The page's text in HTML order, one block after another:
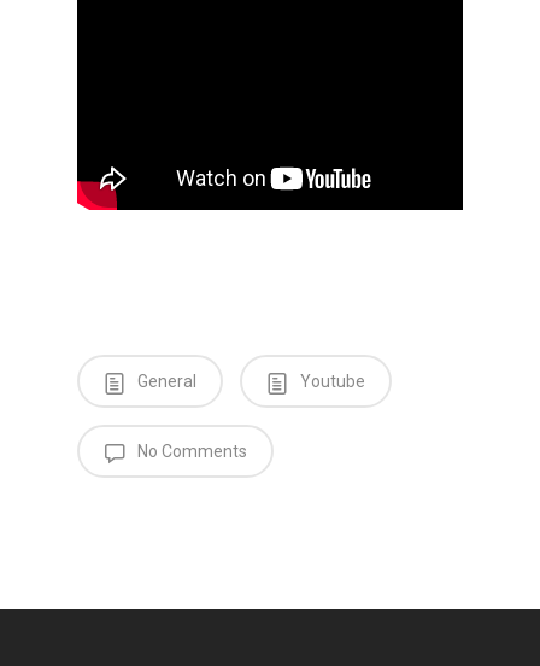
General Youtube
No Comments